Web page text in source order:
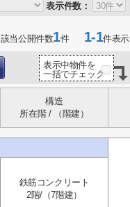
表示件数：
該当公開件数1件1-1件表示
表示中物件を
一括でチェック
構造
所在階 / （階建）
鉄筋コンクリート
2階/（7階建）